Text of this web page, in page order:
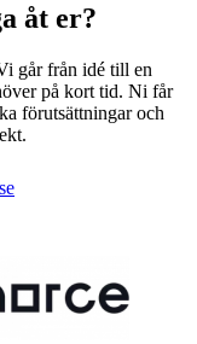
åt er?
går från idé till en
på kort tid. Ni får
förutsättningar och